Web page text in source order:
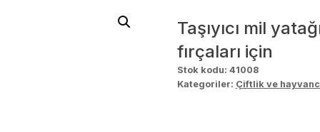
Taşıyıcı mil
fırçaları için
Stok kodu: 41008
Kategoriler: Çiftlik ve